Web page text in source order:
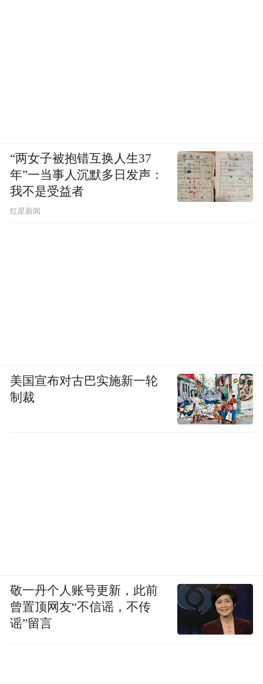
“两女子被抱错互换人生37
年”一当事人沉默多日发声：
我不是受益者
红星新闻
美国宣布对古巴实施新一轮
制裁
敬一丹个人账号更新，此前
曾置顶网友“不信谣，不传
谣”留言